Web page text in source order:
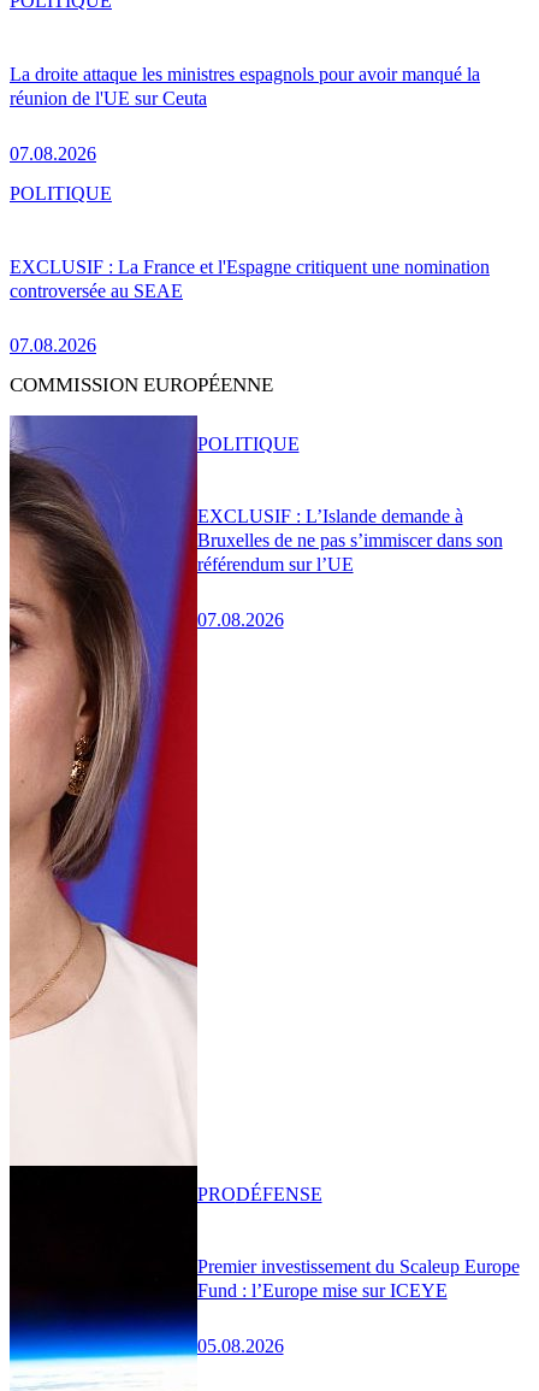
La droite attaque les ministres espagnols pour avoir manqué la
réunion de l'UE sur Ceuta
07.08.2026
EXCLUSIF : La France et l'Espagne critiquent une nomination
controversée au SEAE
07.08.2026
POLITIQUE
COMMISSION EUROPÉENNE
EXCLUSIF : L’Islande demande à
Bruxelles de ne pas s’immiscer dans son
référendum sur l’UE
07.08.2026
POLITIQUE
Premier investissement du Scaleup Europe
Fund : l’Europe mise sur ICEYE
05.08.2026
PRODÉFENSE